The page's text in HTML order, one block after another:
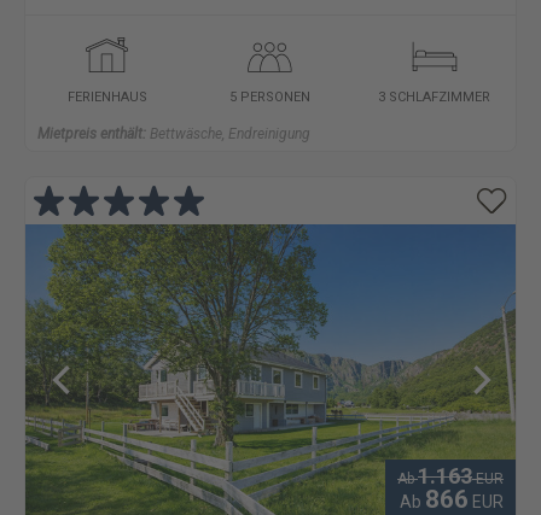
FERIENHAUS 5 PERSONEN 3 SCHLAFZIMMER
Mietpreis enthält: Bettwäsche, Endreinigung
Ab1.163 EUR
Ab 866 EUR